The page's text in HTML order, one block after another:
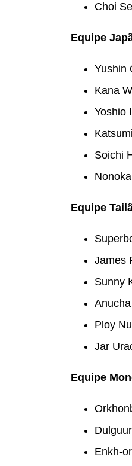
Choi
Equipe
Yushin
Kana
Yoshio
Soichi
Equipe
James
Sunny
Ploy
Jar
Equipe
Enkh-